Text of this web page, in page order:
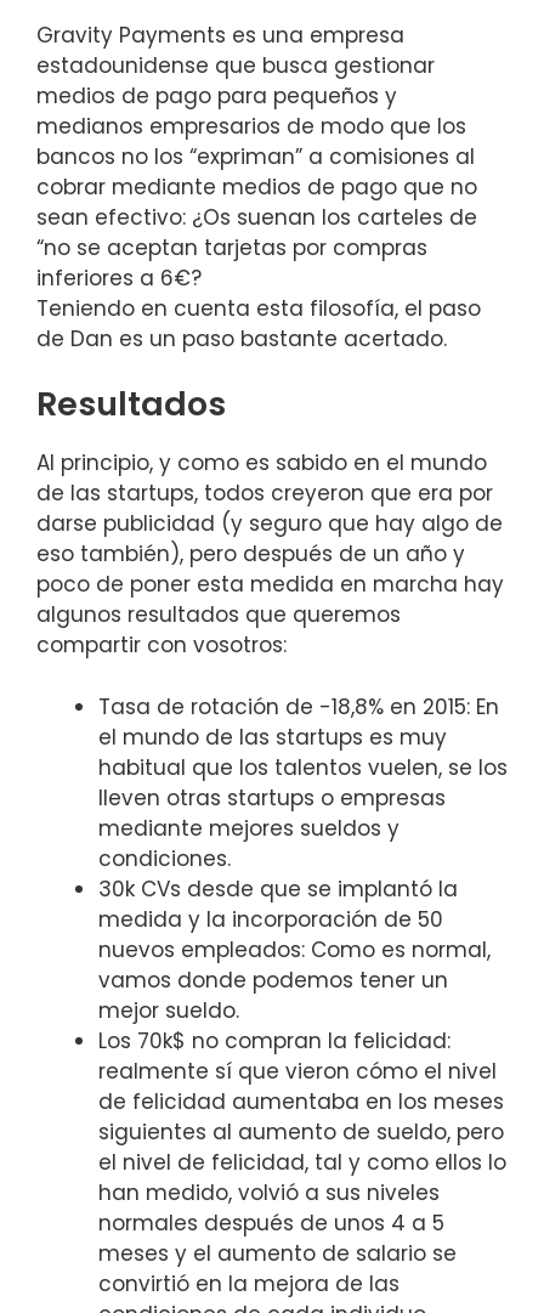
Gravity Payments es una empresa
estadounidense que busca gestionar
medios de pago para pequeños y
medianos empresarios de modo que los
bancos no los “expriman” a comisiones al
cobrar mediante medios de pago que no
sean efectivo: ¿Os suenan los carteles de
“no se aceptan tarjetas por compras
inferiores a 6€?
Teniendo en cuenta esta filosofía, el paso
de Dan es un paso bastante acertado.
Resultados
Al principio, y como es sabido en el mundo
de las startups, todos creyeron que era por
darse publicidad (y seguro que hay algo de
eso también), pero después de un año y
poco de poner esta medida en marcha hay
algunos resultados que queremos
compartir con vosotros:
Tasa de rotación de -18,8% en 2015: En
el mundo de las startups es muy
habitual que los talentos vuelen, se los
lleven otras startups o empresas
mediante mejores sueldos y
condiciones.
30k CVs desde que se implantó la
medida y la incorporación de 50
nuevos empleados: Como es normal,
vamos donde podemos tener un
mejor sueldo.
Los 70k$ no compran la felicidad:
realmente sí que vieron cómo el nivel
de felicidad aumentaba en los meses
siguientes al aumento de sueldo, pero
el nivel de felicidad, tal y como ellos lo
han medido, volvió a sus niveles
normales después de unos 4 a 5
meses y el aumento de salario se
convirtió en la mejora de las